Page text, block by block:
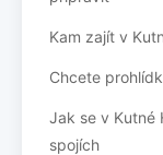
Kam zajít v
Chcete
Jak se v Kutné
spojích